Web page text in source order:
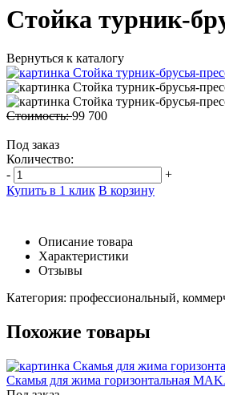
Стойка турник-
Вернуться к каталогу
Стоимость:99 700
Под заказ
Количество:
-
+
Купить в 1 клик В корзину
Описание товара
Характеристики
Отзывы
Категория: профессиональный,
Похожие товары
Скамья для жима горизонтальная